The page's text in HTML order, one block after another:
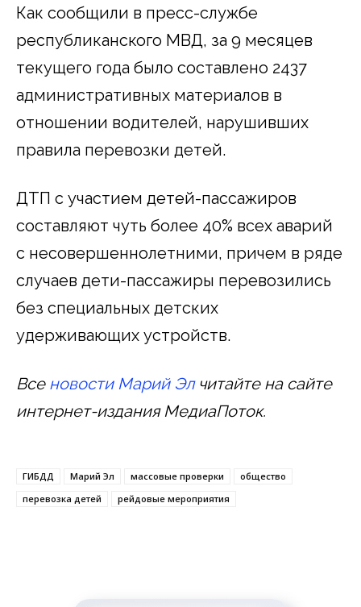
Как сообщили в пресс-службе
республиканского МВД, за 9 месяцев
текущего года было составлено 2437
административных материалов в
отношении водителей, нарушивших
правила перевозки детей.
ДТП с участием детей-пассажиров
составляют чуть более 40% всех аварий
с несовершеннолетними, причем в ряде
случаев дети-пассажиры перевозились
без специальных детских
удерживающих устройств.
Все новости Марий Элчитайте на сайте
интернет-издания МедиаПоток.
ГИБДД Марий Эл массовые проверки
общество
перевозка детей
рейдовые мероприятия